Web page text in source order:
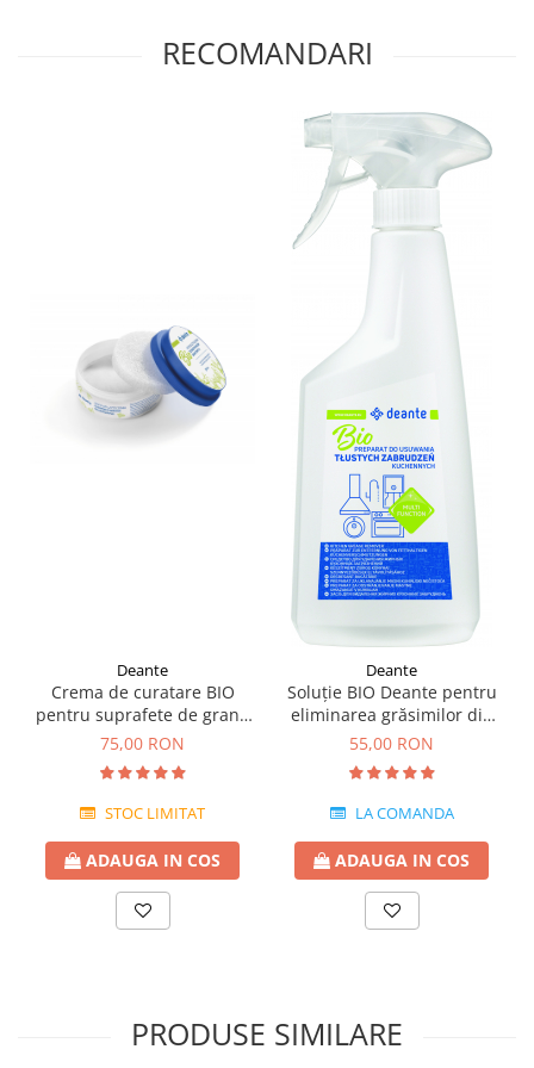
RECOMANDARI
Deante
Crema de curatare BIO
pentru suprafete de granit
Deante 250 ml
75,00 RON
STOC LIMITAT
ADAUGA IN COS
Deante
Soluție BIO Deante pentru
eliminarea grăsimilor din
bucătărie -chiuvete
granit,ceramica si inox
55,00 RON
LA COMANDA
ADAUGA IN COS
PRODUSE SIMILARE